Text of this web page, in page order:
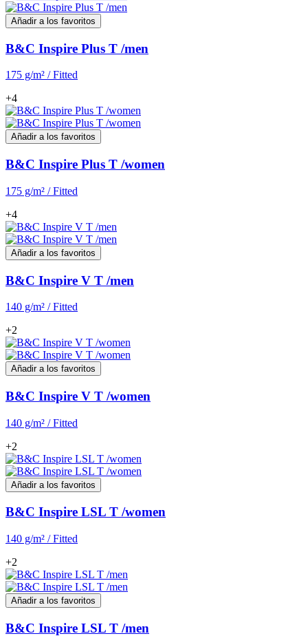
Añadir a los favoritos
B&C Inspire Plus T /men
175 g/m² / Fitted
+4
Añadir a los favoritos
B&C Inspire Plus T /women
175 g/m² / Fitted
+4
Añadir a los favoritos
B&C Inspire V T /men
140 g/m² / Fitted
+2
Añadir a los favoritos
B&C Inspire V T /women
140 g/m² / Fitted
+2
Añadir a los favoritos
B&C Inspire LSL T /women
140 g/m² / Fitted
+2
Añadir a los favoritos
B&C Inspire LSL T /men